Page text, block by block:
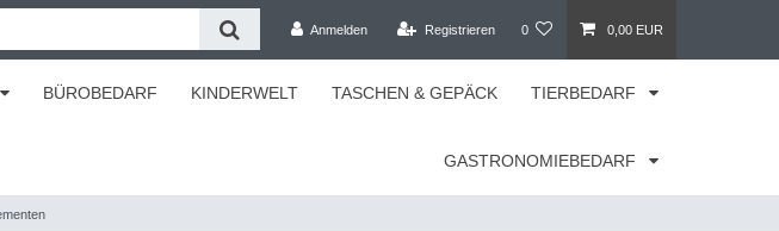
Anmelden Registrieren 0 0,00 EUR
BÜROBEDARF KINDERWELT TASCHEN & GEPÄCK TIERBEDARF
GASTRONOMIEBEDARF